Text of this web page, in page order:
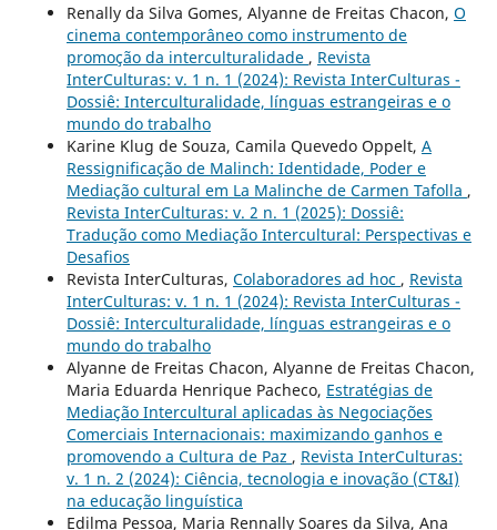
Renally da Silva Gomes, Alyanne de Freitas Chacon, O
cinema contemporâneo como instrumento de
promoção da interculturalidade , Revista
InterCulturas: v. 1 n. 1 (2024): Revista InterCulturas -
Dossiê: Interculturalidade, línguas estrangeiras e o
mundo do trabalho
Karine Klug de Souza, Camila Quevedo Oppelt, A
Ressignificação de Malinch: Identidade, Poder e
Mediação cultural em La Malinche de Carmen Tafolla ,
Revista InterCulturas: v. 2 n. 1 (2025): Dossiê:
Tradução como Mediação Intercultural: Perspectivas e
Desafios
Revista InterCulturas, Colaboradores ad hoc , Revista
InterCulturas: v. 1 n. 1 (2024): Revista InterCulturas -
Dossiê: Interculturalidade, línguas estrangeiras e o
mundo do trabalho
Alyanne de Freitas Chacon, Alyanne de Freitas Chacon,
Maria Eduarda Henrique Pacheco, Estratégias de
Mediação Intercultural aplicadas às Negociações
Comerciais Internacionais: maximizando ganhos e
promovendo a Cultura de Paz , Revista InterCulturas:
v. 1 n. 2 (2024): Ciência, tecnologia e inovação (CT&I)
na educação linguística
Edilma Pessoa, Maria Rennally Soares da Silva, Ana